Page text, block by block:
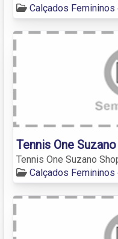
Calçados Femininos
Tennis One
Tennis One Suzano
Calçados Femininos